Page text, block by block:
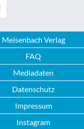
Meisenbach Verlag
FAQ
Mediadaten
Datenschutz
Impressum
Instagram